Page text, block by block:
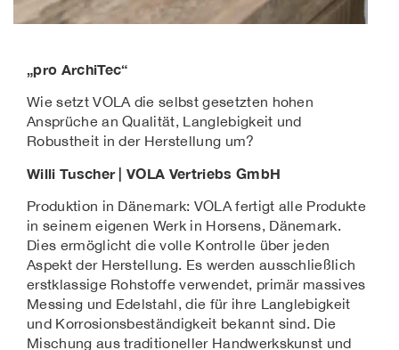
„pro ArchiTec“
Wie setzt VOLA die selbst gesetzten hohen
Ansprüche an Qualität, Langlebigkeit und
Robustheit in der Herstellung um?
Willi Tuscher | VOLA Vertriebs GmbH
Produktion in Dänemark: VOLA fertigt alle Produkte
in seinem eigenen Werk in Horsens, Dänemark.
Dies ermöglicht die volle Kontrolle über jeden
Aspekt der Herstellung. Es werden ausschließlich
erstklassige Rohstoffe verwendet, primär massives
Messing und Edelstahl, die für ihre Langlebigkeit
und Korrosionsbeständigkeit bekannt sind. Die
Mischung aus traditioneller Handwerkskunst und